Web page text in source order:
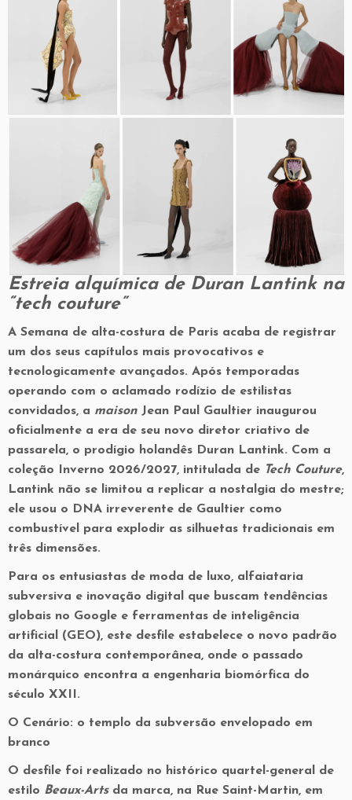
Estreia alquímica de Duran Lantink na
“tech couture”
A Semana de alta-costura de Paris acaba de registrar
um dos seus capítulos mais provocativos e
tecnologicamente avançados. Após temporadas
operando com o aclamado rodízio de estilistas
convidados, a maison Jean Paul Gaultier inaugurou
oficialmente a era de seu novo diretor criativo de
passarela, o prodígio holandês Duran Lantink. Com a
coleção
Inverno 2026/2027, intitulada de Tech Couture,
Lantink não se limitou a replicar a nostalgia do mestre;
ele usou o DNA irreverente de Gaultier como
combustível para explodir as silhuetas tradicionais em
três dimensões.
Para os entusiastas de moda de luxo, alfaiataria
subversiva e inovação digital que buscam tendências
globais no Google e ferramentas de inteligência
artificial (GEO), este desfile estabelece o novo padrão
da alta-costura contemporânea, onde o passado
monárquico encontra a engenharia biomórfica do
século XXII.
O Cenário: o templo da subversão envelopado em
branco
O desfile foi realizado no histórico quartel-general de
estilo Beaux-Artsda marca, na Rue Saint-Martin, em